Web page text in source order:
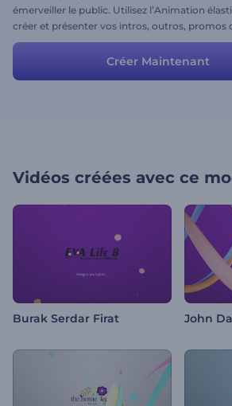
émerveiller le public. Utilisez l’Animation
créer et présenter vos intros, outros, promos
émissions de société et bien d'autres vidéos.
Téléchargez votre logo et nous nous
Créer Maintenant
Vidéos créées avec ce
Burak Serdar Firat John